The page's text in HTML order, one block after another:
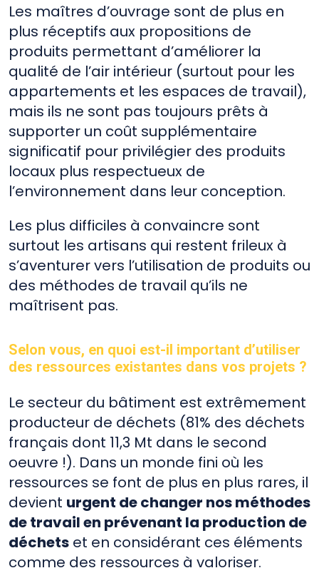
Les maîtres d’ouvrage sont de plus en
plus réceptifs aux propositions de
produits permettant d’améliorer la
qualité de l’air intérieur (surtout pour les
appartements et les espaces de travail),
mais ils ne sont pas toujours prêts à
supporter un coût supplémentaire
significatif pour privilégier des produits
locaux plus respectueux de
l’environnement dans leur conception.
Les plus difficiles à convaincre sont
surtout les artisans qui restent frileux à
s’aventurer vers l’utilisation de produits ou
des méthodes de travail qu’ils ne
maîtrisent pas.
Selon vous, en quoi est-il important d’utiliser
des ressources existantes dans vos projets ?
Le secteur du bâtiment est extrêmement
producteur de déchets (81% des déchets
français dont 11,3 Mt dans le second
oeuvre !). Dans un monde fini où les
ressources se font de plus en plus rares, il
devient urgent de changer nos méthodes
de travail en prévenant la production de
déchets et en considérant ces éléments
comme des ressources à valoriser.